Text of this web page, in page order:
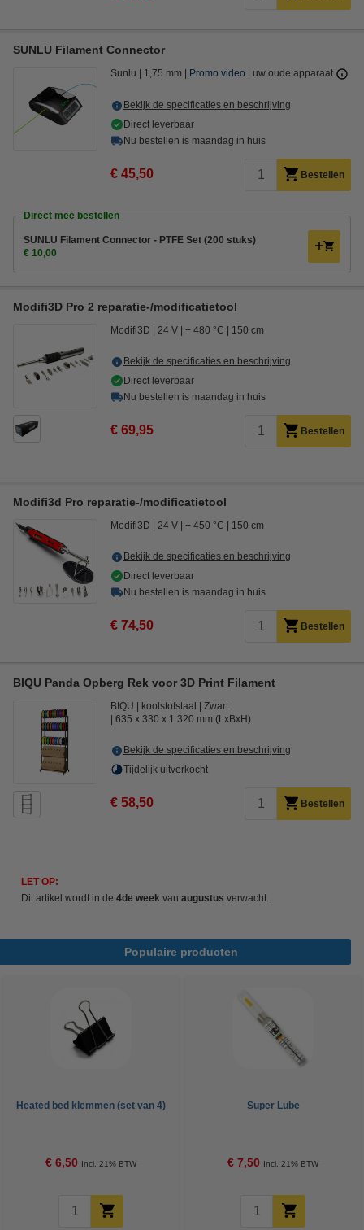
SUNLU Filament Connector
Sunlu 1,75 mm Promo video uw oude apparaat
Bekijk de specificaties en beschrijving
Direct leverbaar
Nu bestellen is maandag in huis
€ 45,50 Bestellen
Direct mee bestellen
SUNLU Filament Connector - PTFE Set (200 stuks)
€ 10,00
Modifi3D Pro 2 reparatie-/modificatietool
Modifi3D 24 V + 480 °C 150 cm
Bekijk de specificaties en beschrijving
Direct leverbaar
Nu bestellen is maandag in huis
€ 69,95 Bestellen
Modifi3d Pro reparatie-/modificatietool
Modifi3D 24 V + 450 °C 150 cm
Bekijk de specificaties en beschrijving
Direct leverbaar
Nu bestellen is maandag in huis
€ 74,50 Bestellen
BIQU Panda Opberg Rek voor 3D Print Filament
BIQU koolstofstaal
Zwart
635 x 330 x 1.320 mm (LxBxH)
Bekijk de specificaties en beschrijving
Tijdelijk uitverkocht
€ 58,50 Bestellen
LET OP:
Dit artikel wordt in de 4de week van augustus verwacht.
Populaire producten
Heated bed klemmen (set van 4)
€ 6,50 Incl. 21% BTW
Super Lube
€ 7,50 Incl. 21% BTW